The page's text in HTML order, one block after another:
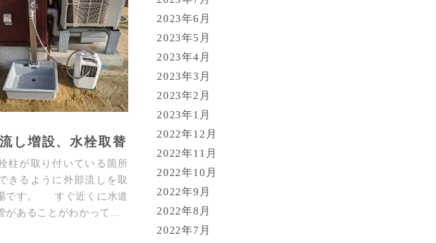
し増設、水栓取替
柱が取り付いている箇所
きるように外部流しを取
です。 すぐ近くに水道
があることがわかって…
2023年6月
2023年5月
2023年4月
2023年3月
2023年2月
2023年1月
2022年12月
2022年11月
2022年10月
2022年9月
2022年8月
2022年7月